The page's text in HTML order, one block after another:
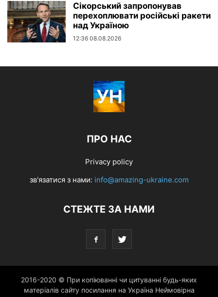
Сікорський запропонував
перехоплювати російські ракети
над Україною
12:36 08.08.2026
ПРО НАС
Privacy policy
зв'язатися з нами: info@amazing-ukraine.com
СТЕЖТЕ ЗА НАМИ
2016-2020 © При копіюванні чи цитуванні будь-яких
матеріалів сайту посилання на Україна Неймовірна